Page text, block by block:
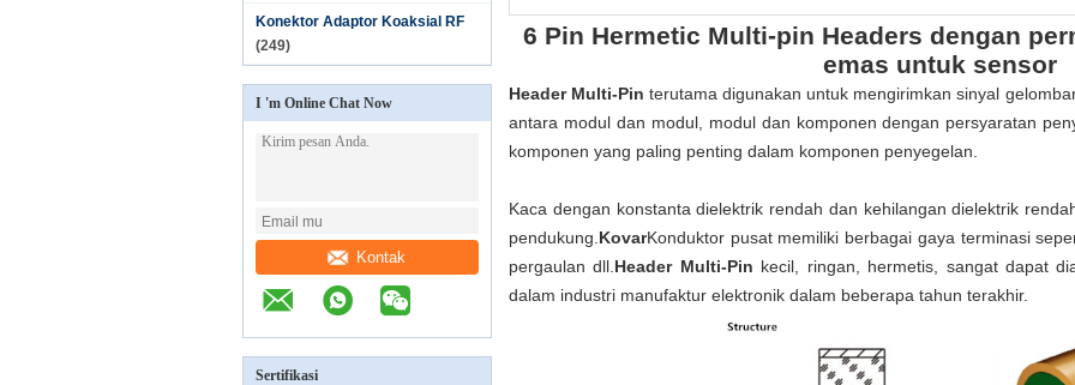
Konektor Adaptor Koaksial RF
(249)
I 'm Online Chat Now
Kontak
Sertifikasi
6 Pin Hermetic Multi-pin Headers dengan
emas untuk sensor
Header Multi-Pin terutama digunakan untuk mengirimkan sinyal
antara modul dan modul, modul dan komponen dengan persyaratan
komponen yang paling penting dalam komponen penyegelan.
Kaca dengan konstanta dielektrik rendah dan kehilangan dielektrik
pendukung. KovarKonduktor pusat memiliki berbagai gaya terminasi
pergaulan dll. Header Multi-Pin kecil, ringan, hermetis, sangat dapat
dalam industri manufaktur elektronik dalam beberapa tahun terakhir.